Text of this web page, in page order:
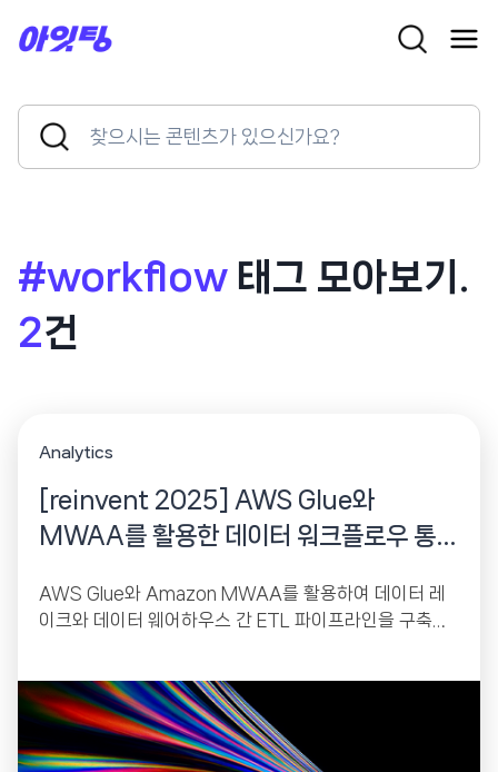
Search
Search
Button
#workflow 태그 모아보기.
2건
Analytics
[reinvent 2025] AWS Glue와
MWAA를 활용한 데이터 워크플로우 통합
AWS Glue와 Amazon MWAA를 활용하여 데이터 레
이크와 데이터 웨어하우스 간 ETL 파이프라인을 구축하